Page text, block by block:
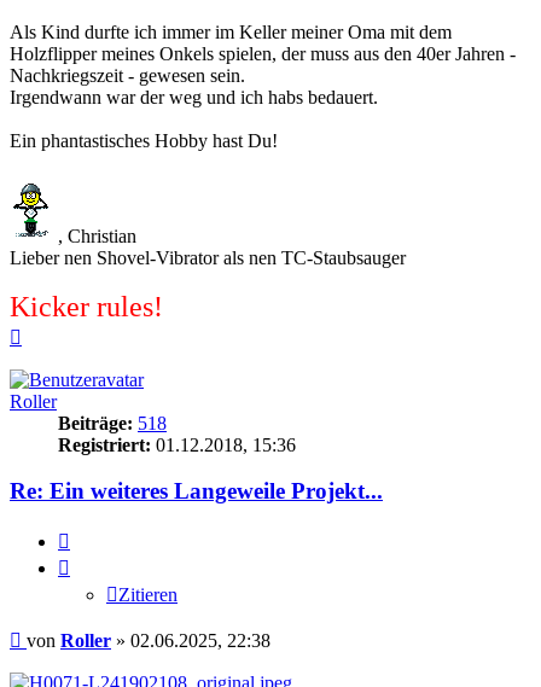
Als Kind durfte ich immer im Keller meiner Oma mit dem
Holzflipper meines Onkels spielen, der muss aus den 40er Jahren -
Nachkriegszeit - gewesen sein.
Irgendwann war der weg und ich habs bedauert.
Ein phantastisches Hobby hast Du!
, Christian
Lieber nen Shovel-Vibrator als nen TC-Staubsauger
Kicker rules!
Roller
Beiträge: 518
Registriert: 01.12.2018, 15:36
Re: Ein weiteres Langeweile Projekt...
Zitieren
Beitrag
von Roller » 02.06.2025, 22:38